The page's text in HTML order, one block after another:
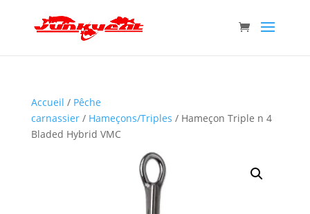
Accueil / Pêche
carnassier/ Hameçons/Triples / Hameçon Triple n 4
Bladed Hybrid VMC